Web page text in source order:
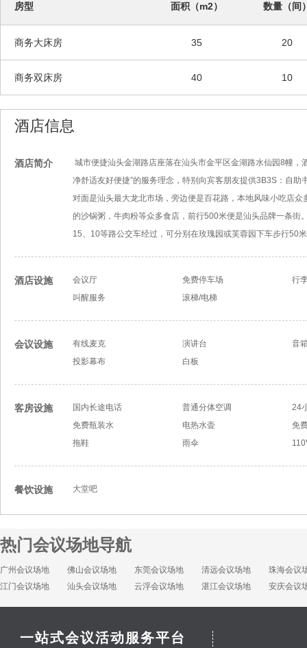
房型 面积（m2） 数量（间
商务大床房 35 20
商务双床房 40 10
酒店信息
酒店简介
城市便捷汕头金湖路店座落在汕头市金平区金湖路水仙园8幢
净舒适友好便捷”的服务理念，特别向宾客朋友提供3B3S：自
对面是汕头最大龙北市场，旁边便是百花路，本地风味小吃店
的沙锅粥，牛肉粉等众多食店，前行500米便是汕头品牌一条
15、10等路公交车经过，可分别在玫瑰园或芙蓉园下车步行50
酒店设施 会议厅 免费停车场
行
叫醒服务
滚梯/电梯
会议设施 有线麦克 演讲台
音
投影幕布
白板
客房设施 国内长途电话 普通分体空调
24
免费瓶装水
电热水壶
免
拖鞋
雨伞
餐饮设施 大堂吧
热门会议场地导航
广州会议场地 佛山会议场地 东莞会议场地 清远会议场地
珠海会议
江门会议场地
汕头会议场地 云浮会议场地 湛江会议场地 安庆会议
一站式会议活动服务平台